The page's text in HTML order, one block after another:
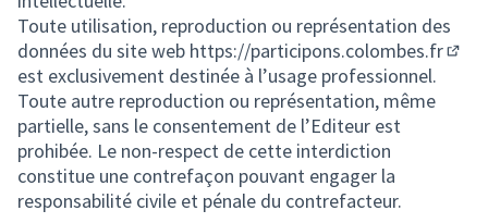
Toute utilisation, reproduction ou représentation des
données du site web https://participons.colombes.fr
est exclusivement destinée à l’usage professionnel.
Toute autre reproduction ou représentation, même
partielle, sans le consentement de l’Editeur est
prohibée. Le non-respect de cette interdiction
constitue une contrefaçon pouvant engager la
responsabilité civile et pénale du contrefacteur.